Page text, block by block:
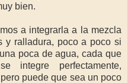
bien.
a integrarla a la mezcla
y ralladura, poco a poco si
poca de agua, cada que
integre perfectamente,
puede que sea un poco